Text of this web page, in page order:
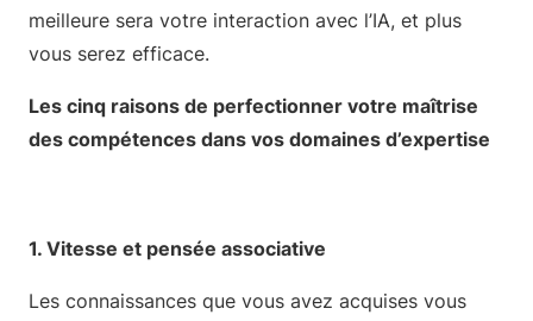
meilleure sera votre interaction avec l’IA, et plus
vous serez efficace.
Les cinq raisons de perfectionner votre maîtrise
des compétences dans vos domaines d’expertise
1. Vitesse et pensée associative
Les connaissances que vous avez acquises vous